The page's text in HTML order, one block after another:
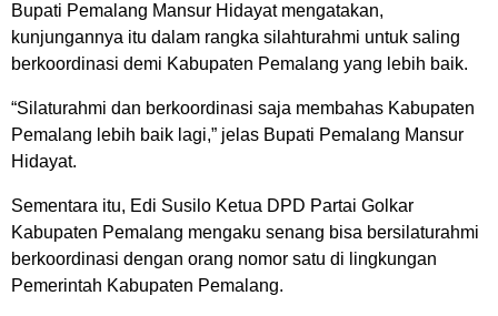
Bupati Pemalang Mansur Hidayat mengatakan,
kunjungannya itu dalam rangka silahturahmi untuk saling
berkoordinasi demi Kabupaten Pemalang yang lebih baik.
“Silaturahmi dan berkoordinasi saja membahas Kabupaten
Pemalang lebih baik lagi,” jelas Bupati Pemalang Mansur
Hidayat.
Sementara itu, Edi Susilo Ketua DPD Partai Golkar
Kabupaten Pemalang mengaku senang bisa bersilaturahmi
berkoordinasi dengan orang nomor satu di lingkungan
Pemerintah Kabupaten Pemalang.